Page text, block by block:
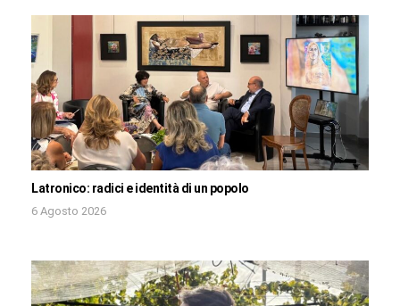
Latronico: radici e identità di un popolo
6 Agosto 2026